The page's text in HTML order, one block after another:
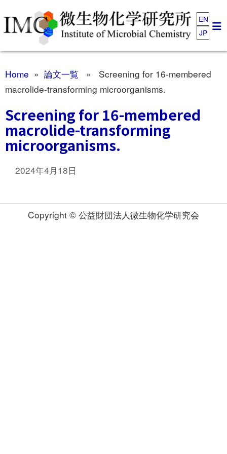
EN
JP
Home » 論文一覧 » Screening for 16-membered
macrolide-transforming microorganisms.
Screening for 16-membered
macrolide-transforming
microorganisms.
2024年4月18日
Copyright © 公益財団法人微生物化学研究会